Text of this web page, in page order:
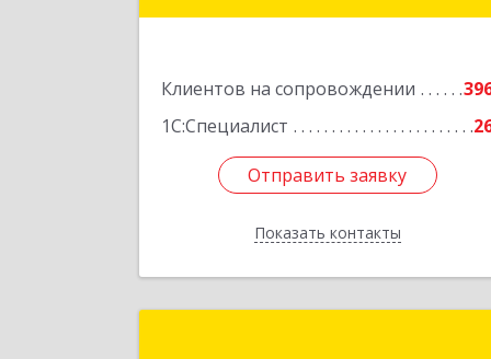
Клиентов на сопровождении
1С:Специалист
Отправить заявку
Показать контакты
этаж 3, пом.2,
Отправить заявку
Назад